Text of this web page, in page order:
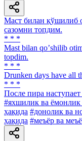
Маст билан қўшилиб
сазомни топдим.
* * *
Mast bilan qoʼshilib
topdim.
* * *
Drunken days have all
* * *
После пира
#яхшилик ва ёмонлик
ҳақида #донолик ва
ҳақида #меъёр ва